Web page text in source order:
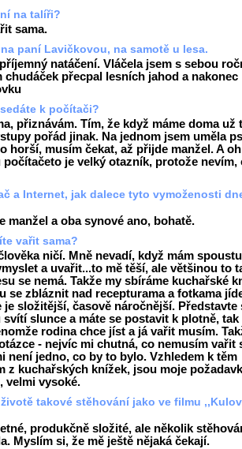
na talíři?
sama.
paní Lavičkovou, na samotě u lesa.
natáčení. Vláčela jsem s sebou
chudáček přecpal lesních jahod a nakonec
k počítači?
přiznávám. Tím, že když máme doma už
pořád jinak. Na jednom jsem uměla
horší, musím čekat, až přijde manžel. A
je velký otazník, protože nevím,
a Internet, jak dalece tyto vymoženosti
manžel a oba synové ano, bohatě.
vařit sama?
ničí. Mně nevadí, když mám
a uvařit...to mě těší, ale většinou to
se nemá. Takže my sbíráme kuchařské
se zbláznit nad recepturama a fotkama
je složitější, časově náročnější. Představte
svítí slunce a máte se postavit k plotně, tak
rodina chce jíst a já vařit musím.
- nejvíc mi chutná, co nemusím vařit
není jedno, co by to bylo. Vzhledem k těm
z kuchařských knížek, jsou moje
velmi vysoké.
takové stěhování jako ve filmu
produkčně složité, ale několik
Myslím si, že mě ještě nějaká čekají.